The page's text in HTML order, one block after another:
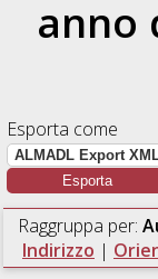
anno
Esporta come
Raggruppa per:
Indirizzo |